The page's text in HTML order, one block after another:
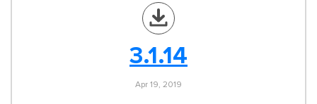
3.1.14
Apr 19, 2019